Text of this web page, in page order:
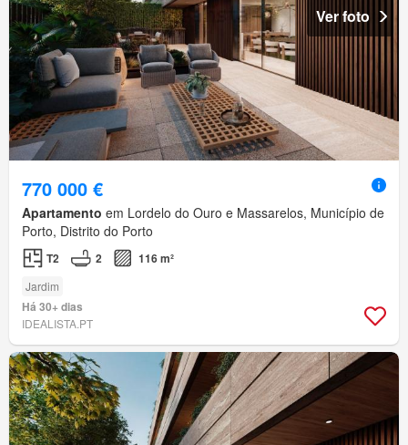
Ver foto
770 000 €
Apartamento em Lordelo do Ouro e Massarelos, Município de
Porto, Distrito do Porto
T2 2 116 m²
Jardim
Há 30+ dias
IDEALISTA.PT